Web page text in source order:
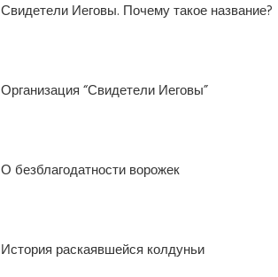
Свидетели Иеговы. Почему такое название?
Организация “Свидетели Иеговы”
О безблагодатности ворожек
История раскаявшейся колдуньи